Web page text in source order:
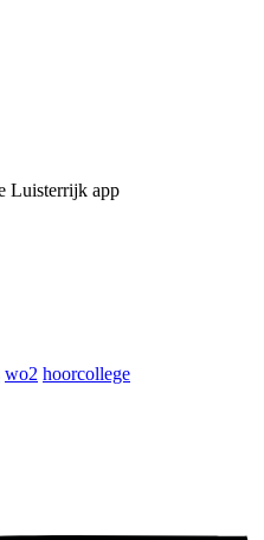
Luisterrijk app
wo2 hoorcollege